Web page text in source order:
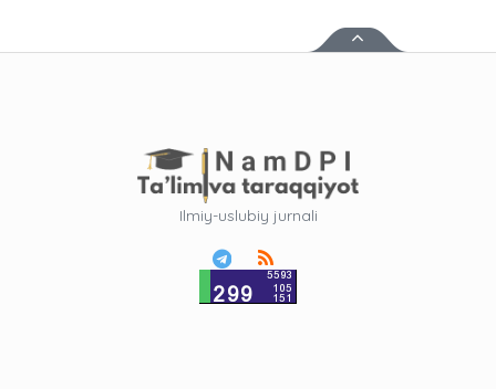
Ilmiy-uslubiy jurnali